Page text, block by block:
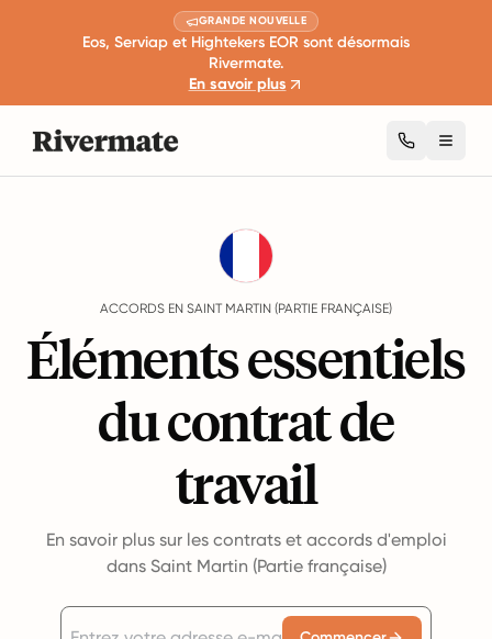
GRANDE NOUVELLE
Eos, Serviap et Hightekers EOR sont désormais
Rivermate.
En savoir plus
ACCORDS EN SAINT MARTIN (PARTIE FRANÇAISE)
Éléments essentiels
du contrat de
travail
En savoir plus sur les contrats et accords d'emploi
dans Saint Martin (Partie française)